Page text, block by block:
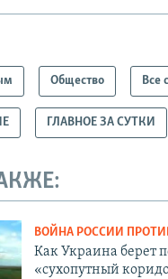
Общество Все
ГЛАВНОЕ ЗА СУТКИ
ВОЙНА РОССИИ
Как Украина берет
«сухопутный